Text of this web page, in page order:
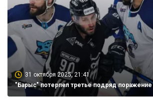
31 октября 2025, 21:41
"Барыс" потерпел третье подряд поражение